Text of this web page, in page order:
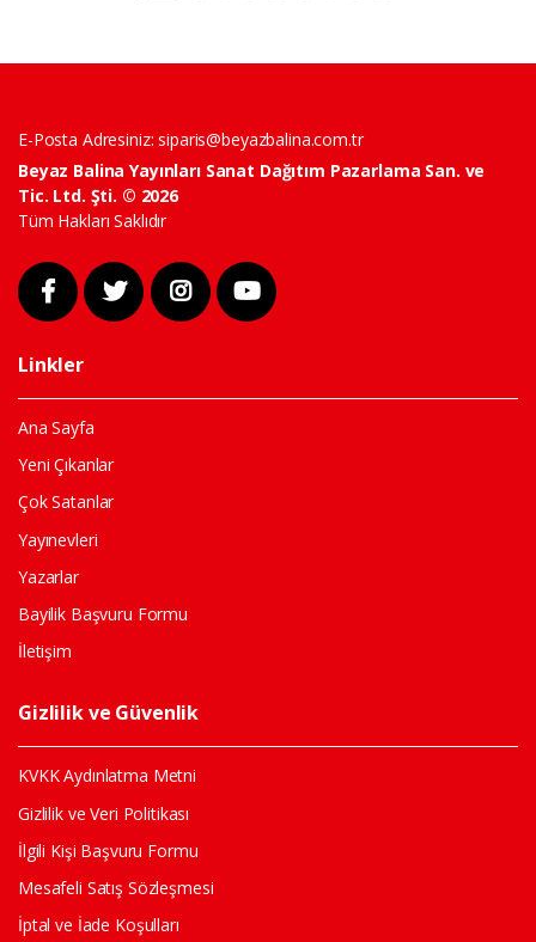
E-Posta Adresiniz:siparis@beyazbalina.com.tr
Beyaz Balina Yayınları Sanat Dağıtım Pazarlama San. ve
Tic. Ltd. Şti. © 2026
Tüm Hakları Saklıdır
Linkler
Ana Sayfa
Yeni Çıkanlar
Çok Satanlar
Yayınevleri
Yazarlar
Bayilik Başvuru Formu
İletişim
Gizlilik ve Güvenlik
KVKK Aydınlatma Metni
Gizlilik ve Veri Politikası
İlgili Kişi Başvuru Formu
Mesafeli Satış Sözleşmesi
İptal ve İade Koşulları